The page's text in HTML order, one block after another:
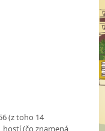
(z toho 14
(čo znamená